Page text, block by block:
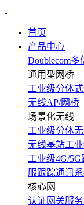
首页
产品中心
Doublecom多
通用型网桥
工业级分体
无线AP/网桥
场景化无线
工业级分体
无线基站工
工业级4G/5G
服跟踪通讯
核心网
认证网关服